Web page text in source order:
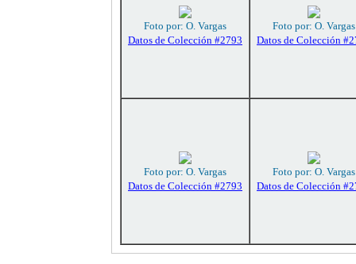
Foto por: O. Vargas
Datos de Colección #2793
Foto por: O. Vargas
Datos de Colección
Foto por: O. Vargas
Datos de Colección #2793
Foto por: O. Vargas
Datos de Colección